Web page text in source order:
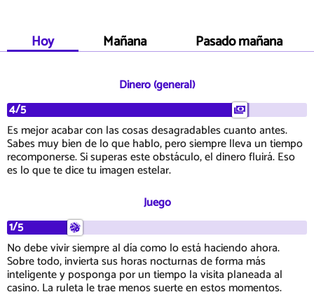
Hoy Mañana Pasado mañana
Dinero (general)
4/5
Es mejor acabar con las cosas desagradables cuanto antes.
Sabes muy bien de lo que hablo, pero siempre lleva un tiempo
recomponerse. Si superas este obstáculo, el dinero fluirá. Eso
es lo que te dice tu imagen estelar.
Juego
1/5
No debe vivir siempre al día como lo está haciendo ahora.
Sobre todo, invierta sus horas nocturnas de forma más
inteligente y posponga por un tiempo la visita planeada al
casino. La ruleta le trae menos suerte en estos momentos.